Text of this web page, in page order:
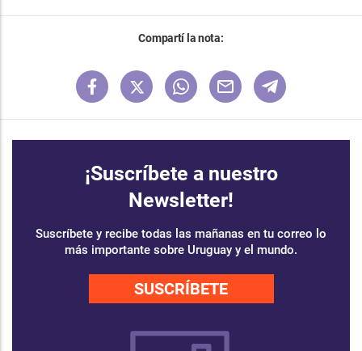
Compartí la nota:
¡Suscríbete a nuestro
Newsletter!
Suscríbete y recibe todas las mañanas en tu correo lo
más importante sobre Uruguay y el mundo.
SUSCRÍBETE